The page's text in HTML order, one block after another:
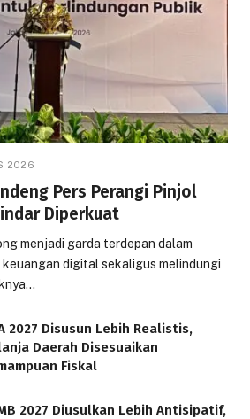
2026
Pers Perangi Pinjol
Diperkuat
menjadi garda terdepan dalam
digital sekaligus melindungi
2027 Disusun Lebih Realistis,
Daerah Disesuaikan
Fiskal
2027 Diusulkan Lebih Antisipatif,